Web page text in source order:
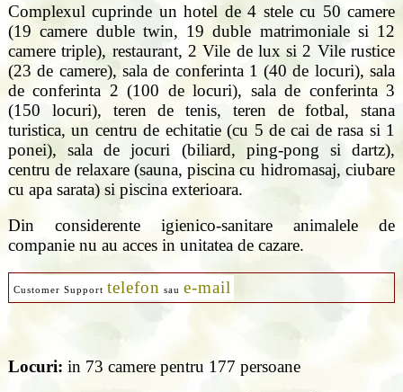
Complexul cuprinde un hotel de 4 stele cu 50 camere
(19 camere duble twin, 19 duble matrimoniale si 12
camere triple), restaurant, 2 Vile de lux si 2 Vile rustice
(23 de camere), sala de conferinta 1 (40 de locuri), sala
de conferinta 2 (100 de locuri), sala de conferinta 3
(150 locuri), teren de tenis, teren de fotbal, stana
turistica, un centru de echitatie (cu 5 de cai de rasa si 1
ponei), sala de jocuri (biliard, ping-pong si dartz),
centru de relaxare (sauna, piscina cu hidromasaj, ciubare
cu apa sarata) si piscina exterioara.
Din considerente igienico-sanitare animalele de
companie nu au acces in unitatea de cazare.
Customer Support telefon sau e-mail
Locuri: in 73 camere pentru 177 persoane